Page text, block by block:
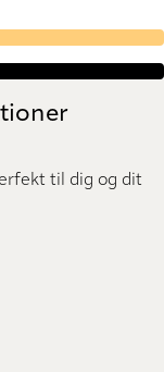
til dig og dit